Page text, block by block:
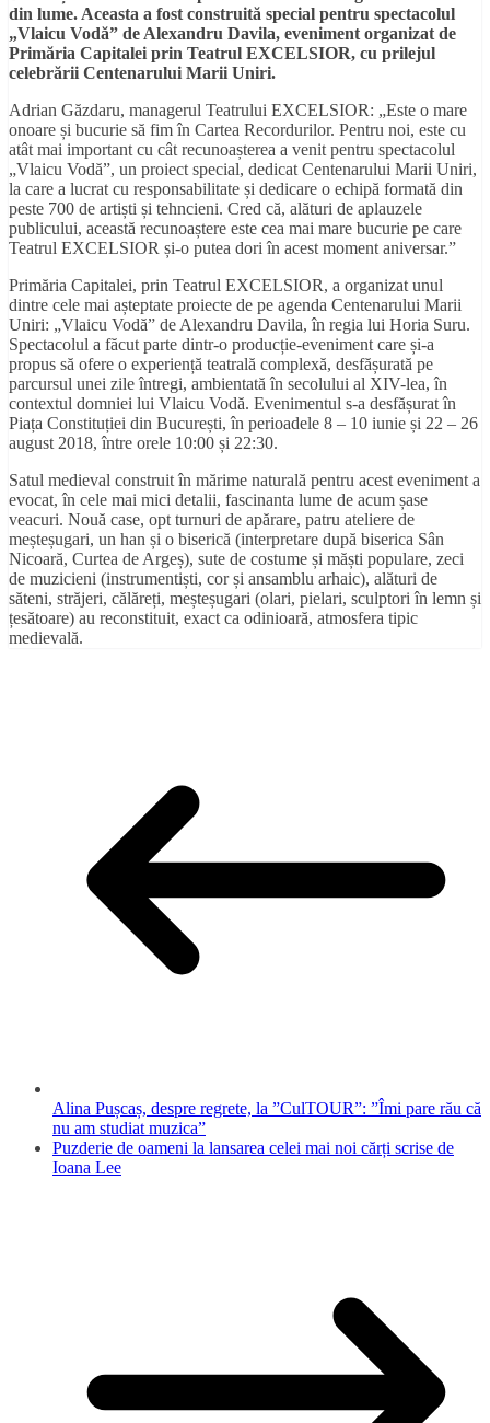
din lume. Aceasta a fost construită special pentru spectacolul
„Vlaicu Vodă” de Alexandru Davila, eveniment organizat de
Primăria Capitalei prin Teatrul EXCELSIOR, cu prilejul
celebrării Centenarului Marii Uniri.
Adrian Găzdaru, managerul Teatrului EXCELSIOR: „Este o mare
onoare și bucurie să fim în Cartea Recordurilor. Pentru noi, este cu
atât mai important cu cât recunoașterea a venit pentru spectacolul
„Vlaicu Vodă”, un proiect special, dedicat Centenarului Marii Uniri,
la care a lucrat cu responsabilitate și dedicare o echipă formată din
peste 700 de artiști și tehncieni. Cred că, alături de aplauzele
publicului, această recunoaștere este cea mai mare bucurie pe care
Teatrul EXCELSIOR și-o putea dori în acest moment aniversar.”
Primăria Capitalei, prin Teatrul EXCELSIOR, a organizat unul
dintre cele mai așteptate proiecte de pe agenda Centenarului Marii
Uniri: „Vlaicu Vodă” de Alexandru Davila, în regia lui Horia Suru.
Spectacolul a făcut parte dintr-o producție-eveniment care și-a
propus să ofere o experiență teatrală complexă, desfășurată pe
parcursul unei zile întregi, ambientată în secolului al XIV-lea, în
contextul domniei lui Vlaicu Vodă. Evenimentul s-a desfășurat în
Piața Constituției din București, în perioadele 8 – 10 iunie și 22 – 26
august 2018, între orele 10:00 și 22:30.
Satul medieval construit în mărime naturală pentru acest eveniment a
evocat, în cele mai mici detalii, fascinanta lume de acum șase
veacuri. Nouă case, opt turnuri de apărare, patru ateliere de
meșteșugari, un han și o biserică (interpretare după biserica Sân
Nicoară, Curtea de Argeș), sute de costume și măști populare, zeci
de muzicieni (instrumentiști, cor și ansamblu arhaic), alături de
săteni, străjeri, călăreți, meșteșugari (olari, pielari, sculptori în lemn și
țesătoare) au reconstituit, exact ca odinioară, atmosfera tipic
medievală.
Alina Pușcaș, despre regrete, la ”CulTOUR”: ”Îmi pare rău că
nu am studiat muzica”
Puzderie de oameni la lansarea celei mai noi cărți scrise de
Ioana Lee